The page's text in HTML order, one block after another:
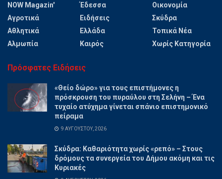
NOW Magazin'
Αγροτικά
Αθλητικά
Αλμωπία
Έδεσσα
Ειδήσεις
Ελλάδα
Καιρός
Οικονομία
Σκύδρα
Τοπικά Νέα
Χωρίς Κατηγορία
Πρόσφατες Ειδήσεις
«Θείο δώρο» για τους επιστήμονες η
πρόσκρουση του πυραύλου στη Σελήνη – Ένα
τυχαίο ατύχημα γίνεται σπάνιο επιστημονικό
πείραμα
9 ΑΥΓΟΎΣΤΟΥ, 2026
Σκύδρα: Καθαριότητα χωρίς «ρεπό» – Στους
δρόμους τα συνεργεία του Δήμου ακόμη και τις
Κυριακές